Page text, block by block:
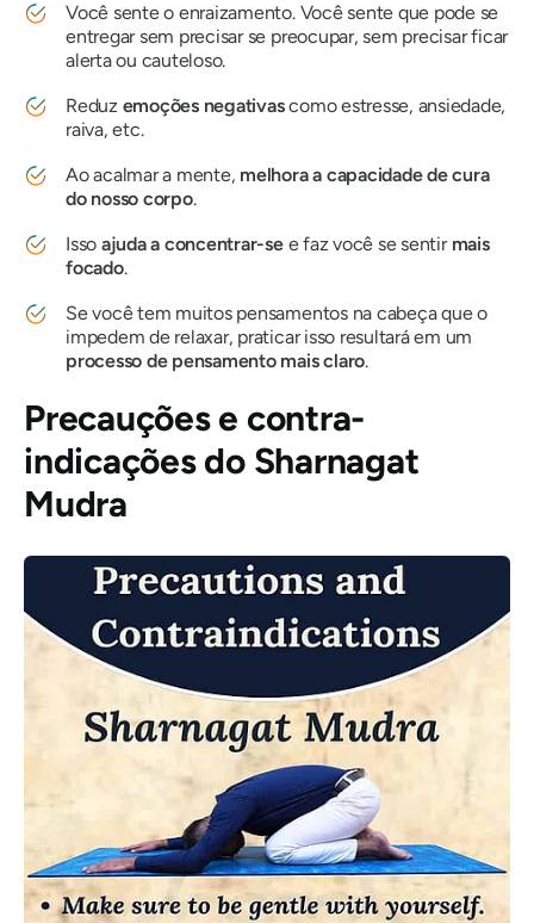
Você sente o enraizamento. Você sente que pode se
entregar sem precisar se preocupar, sem precisar ficar
alerta ou cauteloso.
Reduz emoções negativascomo estresse, ansiedade,
raiva, etc.
Ao acalmar a mente, melhora a capacidade de cura
do nosso corpo.
Isso ajuda a concentrar-see faz você se sentir mais
focado.
Se você tem muitos pensamentos na cabeça que o
impedem de relaxar, praticar isso resultará em um
processo de pensamento mais claro.
Precauções e contra-
indicaçõesdo Sharnagat
Mudra